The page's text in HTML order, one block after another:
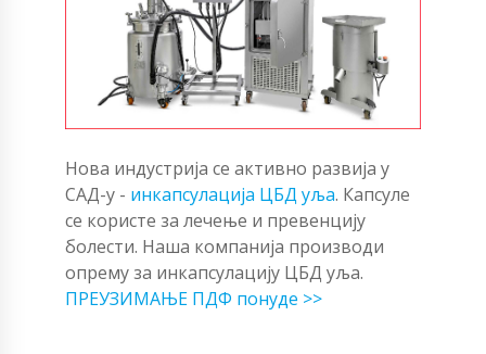
Нова индустрија се активно развија у
САД-у - инкапсулација ЦБД уља. Капсуле
се користе за лечење и превенцију
болести. Наша компанија производи
опрему за инкапсулацију ЦБД уља.
ПРЕУЗИМАЊЕ ПДФ понуде >>